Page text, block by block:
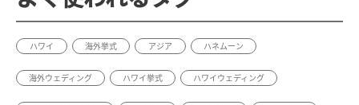
ハワイ 海外挙式 アジア ハネムーン
海外ウェディング ハワイ挙式 ハワイウェディング